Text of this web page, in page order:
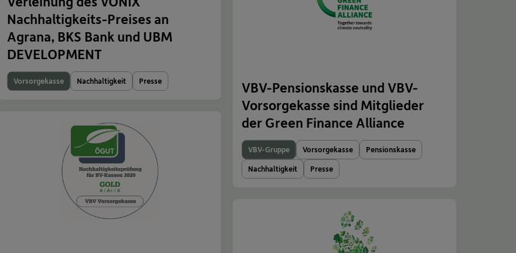
Nachhaltigkeits-Preises an
Agrana, BKS Bank und UBM
DEVELOPMENT
Vorsorgekasse Nachhaltigkeit Presse
VBV-Pensionskasse und VBV-
Vorsorgekasse sind Mitglieder
der Green Finance Alliance
VBV-Gruppe Vorsorgekasse
Pensionskasse
Nachhaltigkeit
Presse